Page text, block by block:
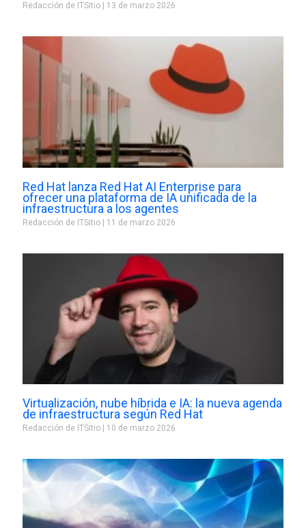
Redacción de ITSitio 13 de marzo 2026
Red Hat lanza Red Hat AI Enterprise para
ofrecer una plataforma de IA unificada de la
infraestructura a los agentes
Redacción de ITSitio 11 de marzo 2026
Virtualización, nube híbrida e IA: la nueva agenda
de infraestructura según Red Hat
Redacción de ITSitio 10 de marzo 2026